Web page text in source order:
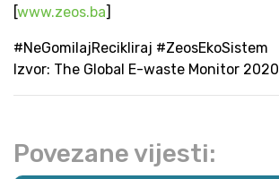
[www.zeos.ba]
#NeGomilajRecikliraj #ZeosEkoSistem
Izvor: The Global E-waste Monitor 2020
Povezane vijesti: